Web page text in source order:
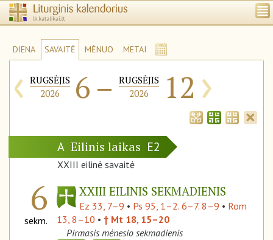
DIENA SAVAITĖ MĖNUO METAI
‹ RUGSĖJIS
2026
6 – RUGSĖJIS
2026
12 ›
A Eilinis laikas E2
XXIII eilinė savaitė
6
sekm.
XXIII EILINIS SEKMADIENIS
Ez 33, 7–9 • Ps 95, 1–2. 6–7. 8–9 • Rom
13, 8–10 • † Mt 18, 15–20
Pirmasis mėnesio sekmadienis